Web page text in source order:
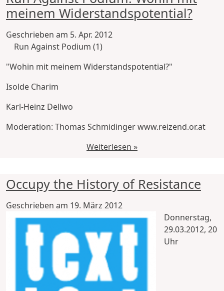
meinem Widerstandspotential?
Geschrieben am 5. Apr. 2012
Run Against Podium (1)
"Wohin mit meinem Widerstandspotential?"
Isolde Charim
Karl-Heinz Dellwo
Moderation: Thomas Schmidinger www.reizend.or.at
Weiterlesen »
Occupy the History of Resistance
Geschrieben am 19. März 2012
Donnerstag,
29.03.2012, 20
Uhr